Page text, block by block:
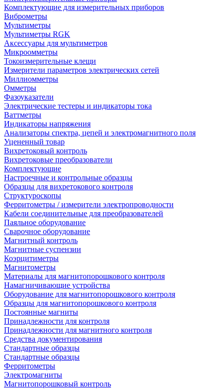
Комплектующие для измерительных приборов
Виброметры
Мультиметры
Мультиметры RGK
Аксессуары для мультиметров
Микроомметры
Токоизмерительные клещи
Измерители параметров электрических сетей
Миллиомметры
Омметры
Фазоуказатели
Электрические тестеры и индикаторы тока
Ваттметры
Индикаторы напряжения
Анализаторы спектра, цепей и электромагнитного поля
Уцененный товар
Вихретоковый контроль
Вихретоковые преобразователи
Комплектующие
Настроечные и контрольные образцы
Образцы для вихретокового контроля
Структуроскопы
Ферритометры / измерители электропроводности
Кабели соединительные для преобразователей
Паяльное оборудование
Сварочное оборудование
Магнитный контроль
Магнитные суспензии
Коэрцитиметры
Магнитометры
Материалы для магнитопорошкового контроля
Намагничивающие устройства
Оборудование для магнитопорошкового контроля
Образцы для магнитопорошкового контроля
Постоянные магниты
Принадлежности для контроля
Принадлежности для магнитного контроля
Средства документирования
Стандартные образцы
Стандартные образцы
Ферритометры
Электромагниты
Магнитопорошковый контроль